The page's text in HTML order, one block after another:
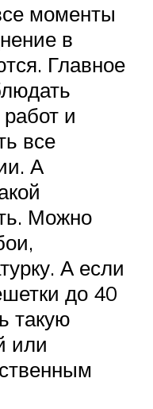
моменты
в
Главное
и
все
А
Можно
А если
до 40
такую
или